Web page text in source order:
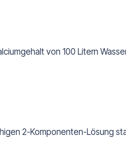
von 100 Litern
2-Komponenten-Lösung